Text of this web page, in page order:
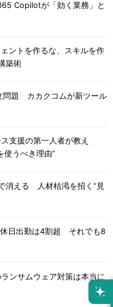
Copilotが「効く業務」と
ントを作るな、スキルを作
築術
問題 カカクコムが新ツール
支援の第一人者が教え
使うべき理由”
消える 人材枯渇を招く“見
日出勤は4割超 それでも8
ンサムウェア対策は本当に